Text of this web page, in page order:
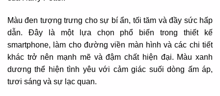
Màu đen tượng trưng cho sự bí ẩn, tối tăm và đầy sức hấp
dẫn. Đây là một lựa chọn phổ biến trong thiết kế
smartphone, làm cho đường viền màn hình và các chi tiết
khác trở nên mạnh mẽ và đậm chất hiện đại. Màu xanh
dương thể hiện tình yêu với cảm giác suối dòng ấm áp,
tươi sáng và sự lạc quan.